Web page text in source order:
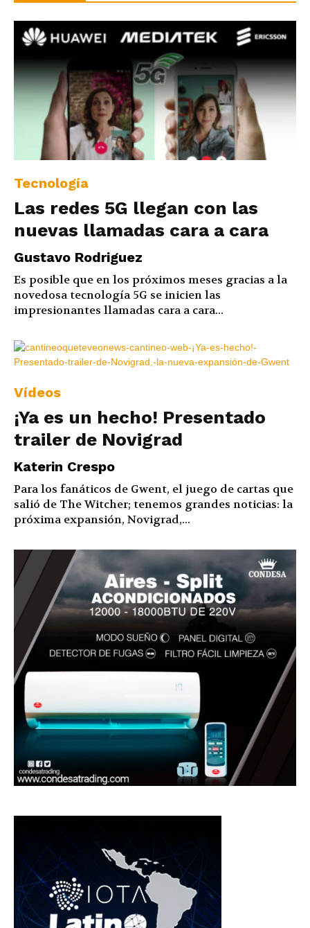
Tecnología
Las redes 5G llegan con las
nuevas llamadas cara a cara
Gustavo Rodriguez
Es posible que en los próximos meses gracias a la
novedosa tecnología 5G se inicien las
impresionantes llamadas cara a cara...
Vídeos
¡Ya es un hecho! Presentado
trailer de Novigrad
Katerin Crespo
Para los fanáticos de Gwent, el juego de cartas que
salió de The Witcher; tenemos grandes noticias: la
próxima expansión, Novigrad,...